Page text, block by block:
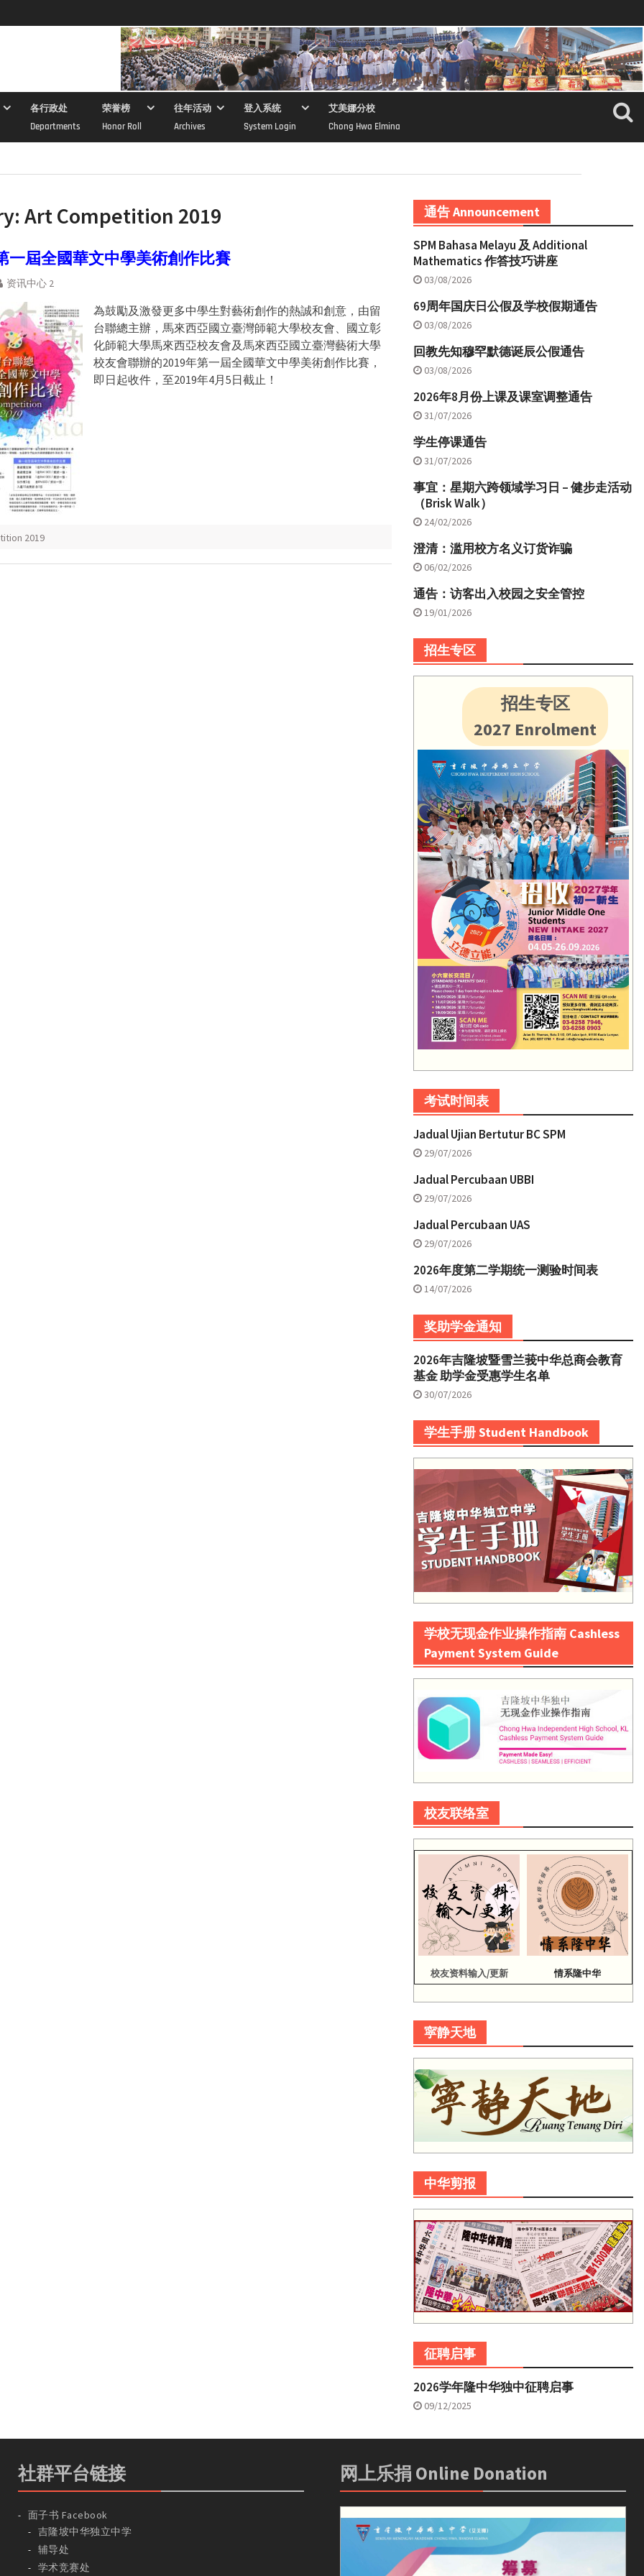
各行政处
Departments
荣誉榜
Honor Roll
往年活动
Archives
登入系统
System Login
艾美娜分校
Chong Hwa Elmina
Art Competition 2019
一屆全國華文中學美術創作比賽
资讯中心 2
為鼓勵及激發更多中學生對藝術創作的熱誠和創意，由留
台聯總主辦，馬來西亞國立臺灣師範大學校友會、國立彰
化師範大學馬來西亞校友會及馬來西亞國立臺灣藝術大學
校友會聯辦的2019年第一屆全國華文中學美術創作比賽，
即日起收件，至2019年4月5日截止！
2019
通告 Announcement
SPM Bahasa Melayu 及 Additional
Mathematics 作答技巧讲座
03/08/2026
69周年国庆日公假及学校假期通告
03/08/2026
回教先知穆罕默德诞辰公假通告
03/08/2026
2026年8月份上课及课室调整通告
31/07/2026
学生停课通告
31/07/2026
事宜：星期六跨领域学习日 – 健步走活动
（Brisk Walk）
24/02/2026
澄清：滥用校方名义订货诈骗
06/02/2026
通告：访客出入校园之安全管控
19/01/2026
招生专区
招生专区
2027 Enrolment
考试时间表
Jadual Ujian Bertutur BC SPM
29/07/2026
Jadual Percubaan UBBI
29/07/2026
Jadual Percubaan UAS
29/07/2026
2026年度第二学期统一测验时间表
14/07/2026
奖助学金通知
2026年吉隆坡暨雪兰莪中华总商会教育
基金 助学金受惠学生名单
30/07/2026
学生手册 Student Handbook
学校无现金作业操作指南 Cashless
Payment System Guide
校友联络室
校友资料输入/更新 情系隆中华
寜静天地
中华剪报
征聘启事
2026学年隆中华独中征聘启事
09/12/2025
社群平台链接
面子书 Facebook
吉隆坡中华独立中学
辅导处
学术竞赛处
网上乐捐 Online Donation